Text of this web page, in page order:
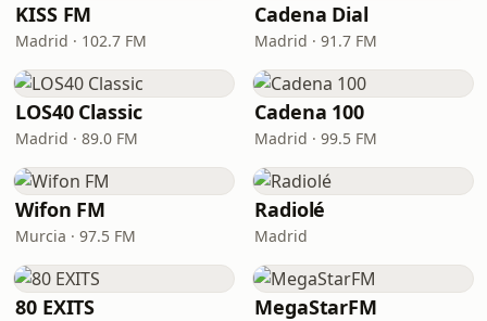
KISS FM
Madrid · 102.7 FM
Cadena Dial
Madrid · 91.7 FM
LOS40 Classic
Madrid · 89.0 FM
Cadena 100
Madrid · 99.5 FM
Wifon FM
Murcia · 97.5 FM
Radiolé
Madrid
80 EXITS MegaStarFM